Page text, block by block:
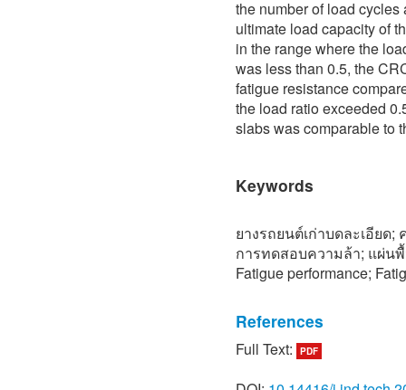
the number of load
ultimate load capacity of
in the range where the
was less than 0.5, the
fatigue resistance
the load ratio exceeded
slabs was comparable to
Keywords
ยางรถยนต์เก่าบดละเอีย
การทดสอบความล้า; แผ่น
Fatigue performance;
References
[1] J. Xu, Z. Yao, G. Yang
Full Text: PDF